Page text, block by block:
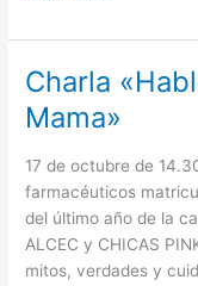
Charla
Mama»
17 de octubre de
farmacéuticos
del último año de la
ALCEC y CHICAS
mitos, verdades y
Charla
«Hablemos
del
Cáncer
de
Mama»